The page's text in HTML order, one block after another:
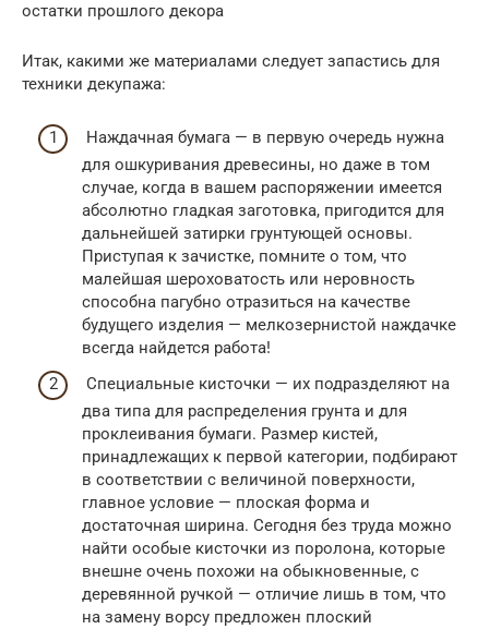
остатки прошлого декора
Итак, какими же материалами следует запастись для
техники декупажа:
Наждачная бумага — в первую очередь нужна
для ошкуривания древесины, но даже в том
случае, когда в вашем распоряжении имеется
абсолютно гладкая заготовка, пригодится для
дальнейшей затирки грунтующей основы.
Приступая к зачистке, помните о том, что
малейшая шероховатость или неровность
способна пагубно отразиться на качестве
будущего изделия — мелкозернистой наждачке
всегда найдется работа!
Специальные кисточки — их подразделяют на
два типа для распределения грунта и для
проклеивания бумаги. Размер кистей,
принадлежащих к первой категории, подбирают
в соответствии с величиной поверхности,
главное условие — плоская форма и
достаточная ширина. Сегодня без труда можно
найти особые кисточки из поролона, которые
внешне очень похожи на обыкновенные, с
деревянной ручкой — отличие лишь в том, что
на замену ворсу предложен плоский